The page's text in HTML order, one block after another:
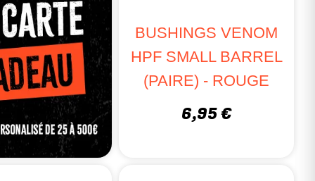
BUSHINGS VENOM
HPF SMALL BARREL
(PAIRE) - ROUGE
6,95 €